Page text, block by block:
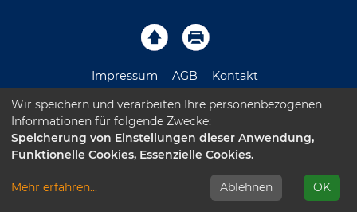
Impressum AGB Kontakt
Sitemap Datenschutz Leichte Sprache
Barrierefreiheitserklärung
Wir speichern und verarbeiten Ihre personenbezogenen
Informationen für folgende Zwecke:
Speicherung von Einstellungen dieser Anwendung,
Funktionelle Cookies, Essenzielle Cookies.
Mehr erfahren... Ablehnen OK